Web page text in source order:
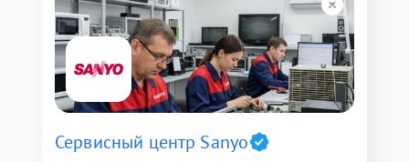
Сервисный центр Sanyo